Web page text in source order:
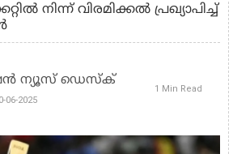
നിന്ന് വിരമിക്കൽ പ്രഖ്യാപിച്ച്
ന്യൂസ് ഡെസ്‌ക്
06-2025
1 Min Read